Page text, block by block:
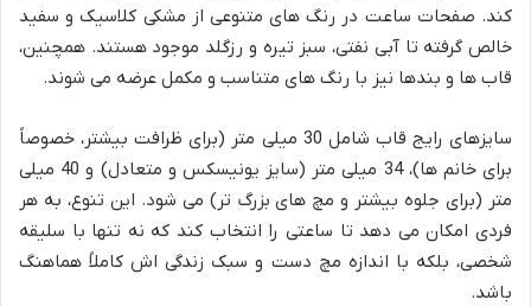
کند. صفحات ساعت در رنگ های متنوعی از مشکی کلاسیک و سفید
خالص گرفته تا آبی نفتی، سبز تیره و رزگلد موجود هستند. همچنین،
قاب ها و بندها نیز با رنگ های متناسب و مکمل عرضه می شوند.
سایزهای رایج قاب شامل 30 میلی متر (برای ظرافت بیشتر، خصوصاً
برای خانم ها)، 34 میلی متر (سایز یونیسکس و متعادل) و 40 میلی
متر (برای جلوه بیشتر و مچ های بزرگ تر) می شود. این تنوع، به هر
فردی امکان می دهد تا ساعتی را انتخاب کند که نه تنها با سلیقه
شخصی، بلکه با اندازه مچ دست و سبک زندگی اش کاملاً هماهنگ
باشد.